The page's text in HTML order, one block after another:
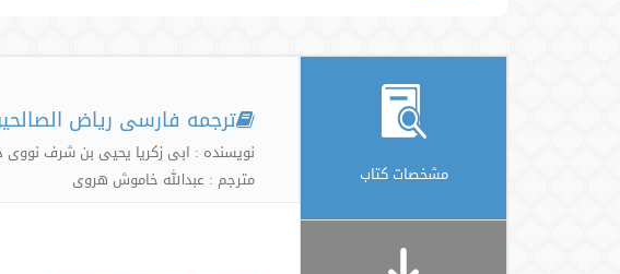
مشخصات کتاب
ترجمه فارسی ریاض
نویسنده : ابی زکریا یحیی بن شرف
مترجم : عبدالله خاموش هروی